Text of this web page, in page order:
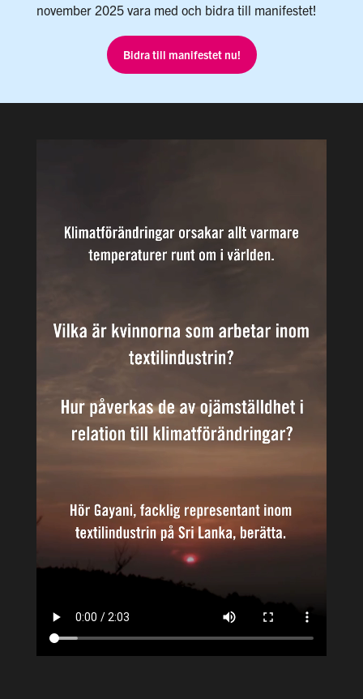
november 2025 vara med och bidra till manifestet!
Bidra till manifestet nu!